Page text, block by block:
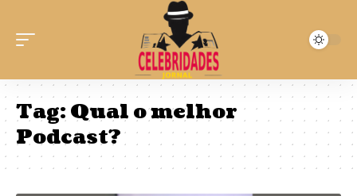
Tag:Qual o melhor
Podcast?